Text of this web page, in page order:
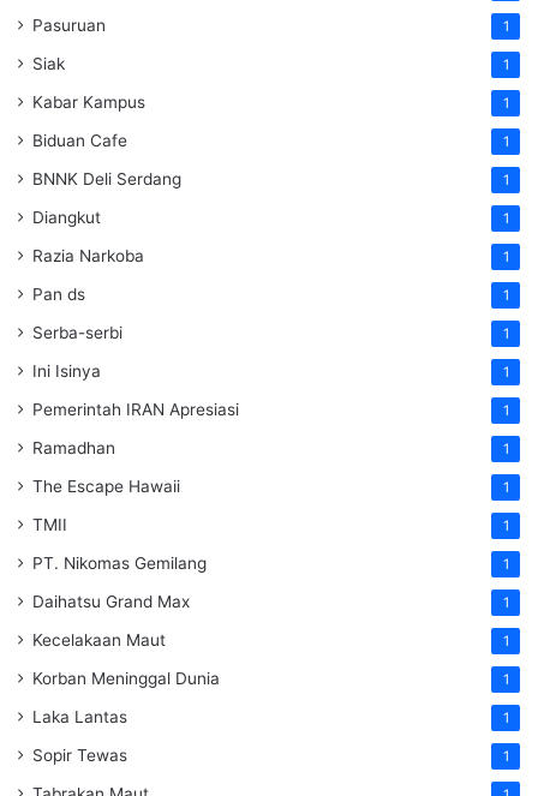
Pasuruan 1
Siak 1
Kabar Kampus 1
Biduan Cafe 1
BNNK Deli Serdang 1
Diangkut 1
Razia Narkoba 1
Pan ds 1
Serba-serbi 1
Ini Isinya 1
Pemerintah IRAN Apresiasi 1
Ramadhan 1
The Escape Hawaii 1
TMII 1
PT. Nikomas Gemilang 1
Daihatsu Grand Max 1
Kecelakaan Maut 1
Korban Meninggal Dunia 1
Laka Lantas 1
Sopir Tewas 1